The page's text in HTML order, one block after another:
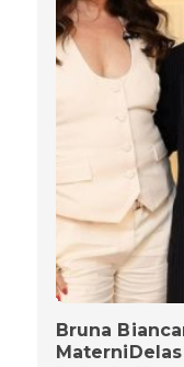
Bruna